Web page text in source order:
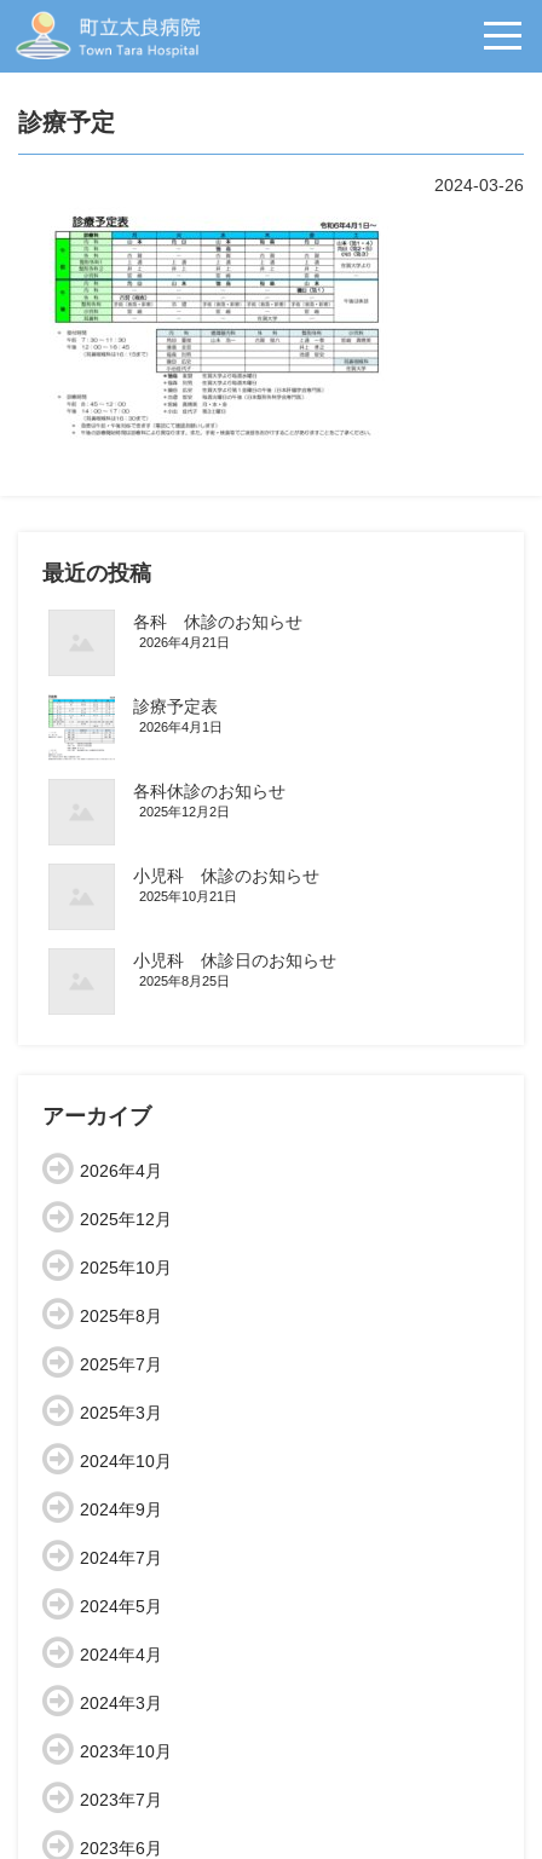
診療予定
2024-03-26
最近の投稿
各科 休診のお知らせ
2026年4月21日
診療予定表
2026年4月1日
各科休診のお知らせ
2025年12月2日
小児科 休診のお知らせ
2025年10月21日
小児科 休診日のお知らせ
2025年8月25日
アーカイブ
2026年4月
2025年12月
2025年10月
2025年8月
2025年7月
2025年3月
2024年10月
2024年9月
2024年7月
2024年5月
2024年4月
2024年3月
2023年10月
2023年7月
2023年6月